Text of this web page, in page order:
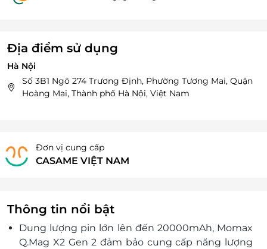
Địa điểm sử dụng
Hà Nội
Số 3B1 Ngõ 274 Trương Định, Phường Tương Mai, Quận
Hoàng Mai, Thành phố Hà Nội, Việt Nam
Đơn vị cung cấp
CASAME VIỆT NAM
Thông tin nổi bật
Dung lượng pin lớn lên đến 20000mAh, Momax
Q.Mag X2 Gen 2 đảm bảo cung cấp năng lượng